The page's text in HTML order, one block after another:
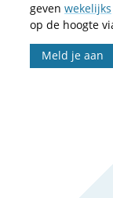
geven wekelijks
op de hoogte
Meld je aan